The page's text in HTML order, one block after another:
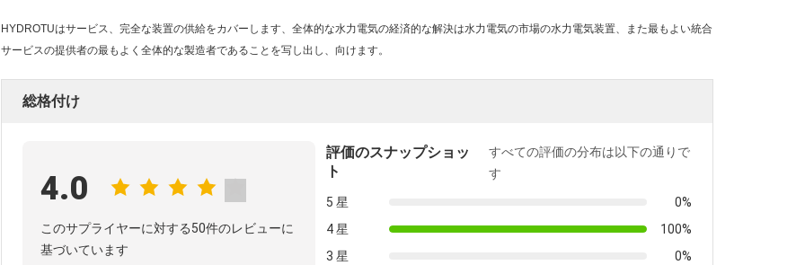
HYDROTUはサービス、完全な装置の供給をカバーします、全体的な水力電気の経済的な解決は水力電気の市場の水力電気装置、また最もよい統合
サービスの提供者の最もよく全体的な製造者であることを写し出し、向けます。
総格付け
4.0
このサプライヤーに対する50件のレビューに
基づいています
評価のスナップショッ
ト
すべての評価の分布は以下の通りで
す
5 星
0%
4 星
100%
3 星
0%